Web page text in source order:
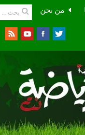
من نحن